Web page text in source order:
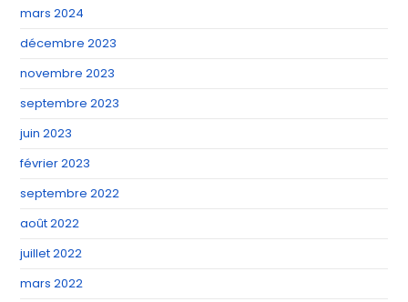
mars 2024
décembre 2023
novembre 2023
septembre 2023
juin 2023
février 2023
septembre 2022
août 2022
juillet 2022
mars 2022